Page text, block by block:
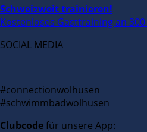
Schweizweit trainieren!
Kostenloses Gasttraining an
SOCIAL MEDIA
#connectionwolhusen
#schwimmbadwolhusen
Clubcodefür unsere App: